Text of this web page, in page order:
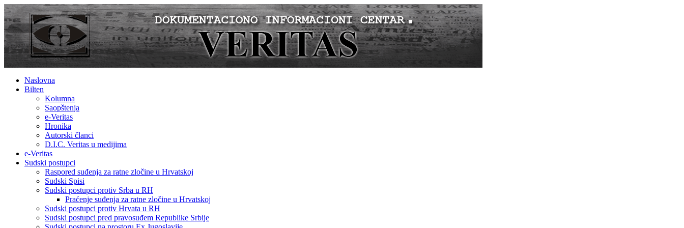
Naslovna
Bilten
Kolumna
Saopštenja
e-Veritas
Hronika
Autorski članci
D.I.C. Veritas u medijima
e-Veritas
Sudski postupci
Raspored suđenja za ratne zločine u Hrvatskoj
Sudski Spisi
Sudski postupci protiv Srba u RH
Praćenje suđenja za ratne zločine u Hrvatskoj
Sudski postupci protiv Hrvata u RH
Sudski postupci pred pravosuđem Republike Srbije